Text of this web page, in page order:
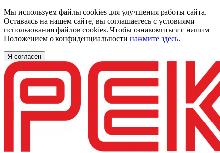
Мы используем файлы cookies для улучшения работы сайта.
Оставаясь на нашем сайте, вы соглашаетесь с условиями
использования файлов cookies. Чтобы ознакомиться с нашим
Положением о конфиденциальности нажмите здесь.
Я согласен